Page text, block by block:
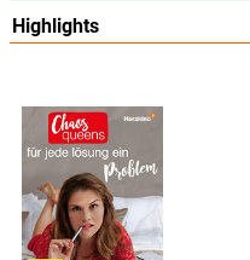
Highlights